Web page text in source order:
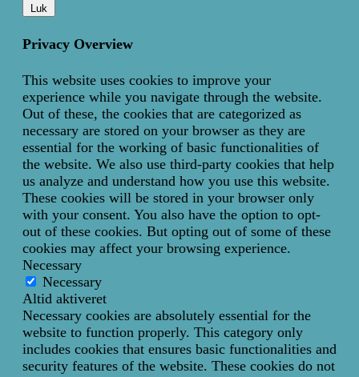
Luk
Privacy Overview
This website uses cookies to improve your
experience while you navigate through the website.
Out of these, the cookies that are categorized as
necessary are stored on your browser as they are
essential for the working of basic functionalities of
the website. We also use third-party cookies that help
us analyze and understand how you use this website.
These cookies will be stored in your browser only
with your consent. You also have the option to opt-
out of these cookies. But opting out of some of these
cookies may affect your browsing experience.
Necessary
Necessary
Altid aktiveret
Necessary cookies are absolutely essential for the
website to function properly. This category only
includes cookies that ensures basic functionalities and
security features of the website. These cookies do not